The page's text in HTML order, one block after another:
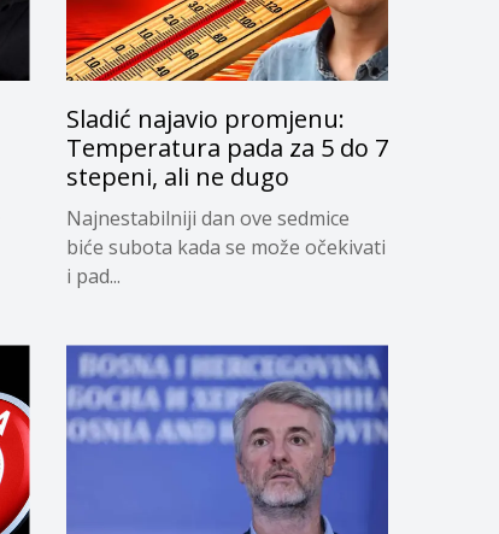
Sladić najavio promjenu:
Temperatura pada za 5 do 7
stepeni, ali ne dugo
Najnestabilniji dan ove sedmice
biće subota kada se može očekivati
i pad...